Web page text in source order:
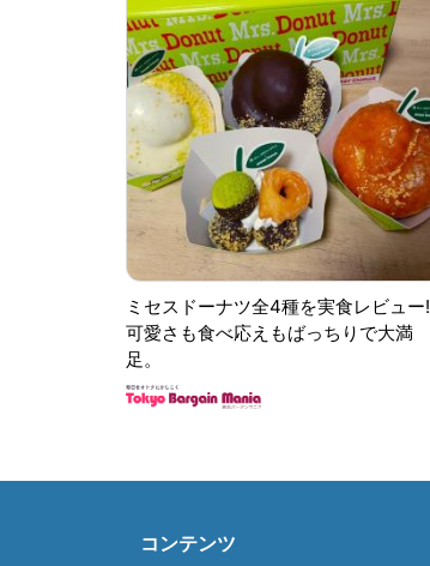
ミセスドーナツ全4種を実食レビュー!
可愛さも食べ応えもばっちりで大満
足。
コンテンツ